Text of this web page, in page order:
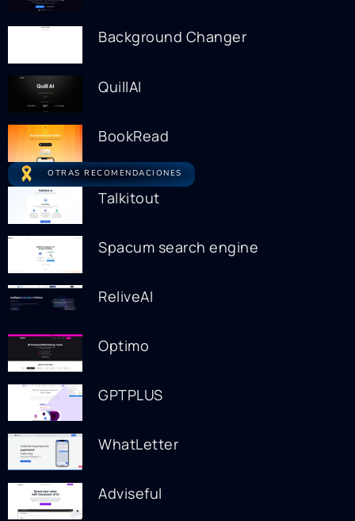
Background Changer
QuillAI
BookRead
OTRAS RECOMENDACIONES
Talkitout
Spacum search engine
ReliveAI
Optimo
GPTPLUS
WhatLetter
Adviseful